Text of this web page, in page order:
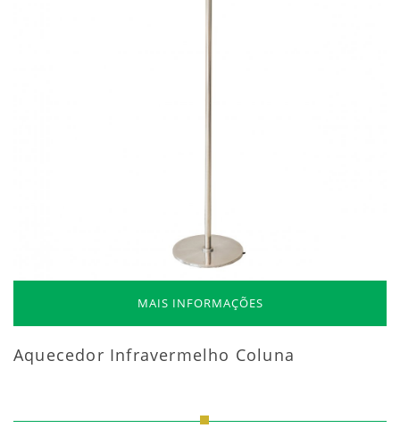
MAIS INFORMAÇÕES
Aquecedor Infravermelho Coluna